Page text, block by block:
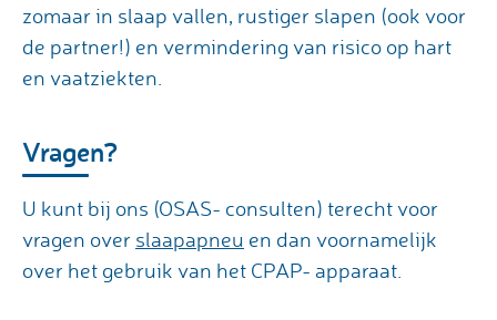
zomaar in slaap vallen, rustiger slapen (ook voor
de partner!) en vermindering van risico op hart
en vaatziekten.
Vragen?
U kunt bij ons (OSAS- consulten) terecht voor
vragen over slaapapneu en dan voornamelijk
over het gebruik van het CPAP- apparaat.